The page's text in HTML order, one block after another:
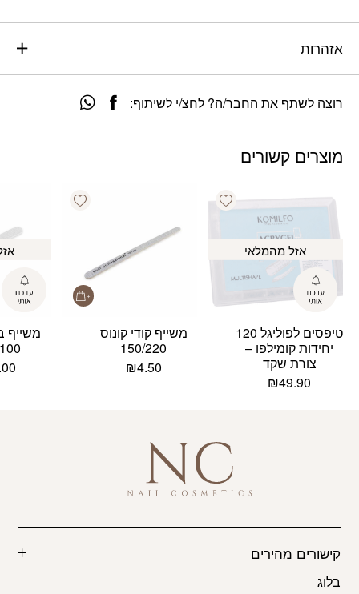
אזהרות
רוצה לשתף את החבר/ה? לחצ/י לשיתוף:
מוצרים קשורים
Add wishlist
אזל מהמלאי
טיפסים לפוליגל 120
יחידות קומילפו –
צורת שקד
₪49.90
Add wishlist
משייף קודי קונוס
150/220
₪4.50
משייף
קישורים מהירים
בלוג